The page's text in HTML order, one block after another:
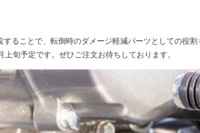
することで、転倒時のダメージ軽減パーツとしての役割
上旬予定です。ぜひご注文お待ちしております。